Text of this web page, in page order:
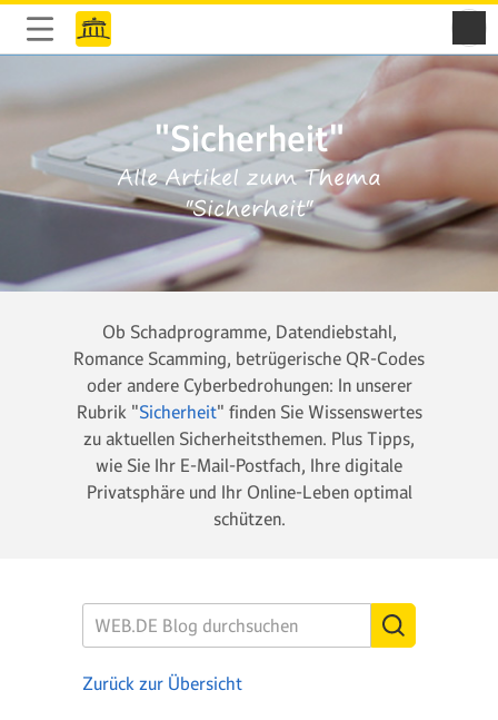
"Sicherheit"
Alle Artikel zum Thema
"Sicherheit"
Ob Schadprogramme, Datendiebstahl,
Romance Scamming, betrügerische QR-Codes
oder andere Cyberbedrohungen: In unserer
Rubrik "Sicherheit" finden Sie Wissenswertes
zu aktuellen Sicherheitsthemen. Plus Tipps,
wie Sie Ihr E-Mail-Postfach, Ihre digitale
Privatsphäre und Ihr Online-Leben optimal
schützen.
Zurück zur Übersicht